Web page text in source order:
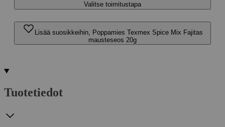
Valitse toimitustapa
Lisää suosikkeihin, Poppamies Texmex Spice Mix Fajitas
mausteseos 20g
Tuotetiedot